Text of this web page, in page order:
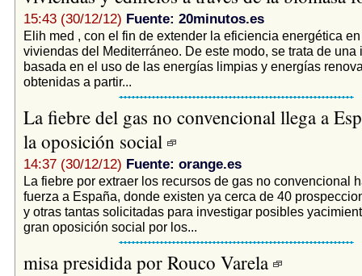
15:43 (30/12/12) Fuente: 20minutos.es
Elih med , con el fin de extender la eficiencia energética
viviendas del Mediterráneo. De este modo, se trata de una
basada en el uso de las energías limpias y energías
obtenidas a partir...
La fiebre del gas no convencional llega a
la oposición social
14:37 (30/12/12) Fuente: orange.es
La fiebre por extraer los recursos de gas no convencional
fuerza a España, donde existen ya cerca de 40
y otras tantas solicitadas para investigar posibles
gran oposición social por los...
misa presidida por Rouco Varela